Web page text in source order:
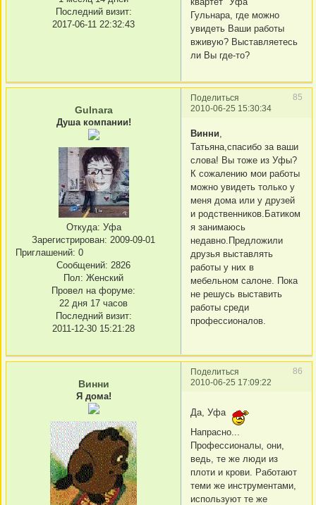
Последний визит:
2017-06-11 22:32:43
Гульнара, где можно
увидеть Ваши работы
вживую? Выставляетесь
ли Вы где-то?
Поделиться
85
2010-06-25 15:30:34
Gulnara
Душа компании!
Откуда: Уфа
Зарегистрирован: 2009-09-01
Приглашений: 0
Сообщений: 2826
Пол: Женский
Провел на форуме:
22 дня 17 часов
Последний визит:
2011-12-30 15:21:28
Винни
Татьяна,спасибо за ваши
слова! Вы тоже из Уфы?
К сожалению мои работы
можно увидеть только у
меня дома или у друзей
и родственников.Батиком
я занимаюсь
недавно.Предложили
друзья выставлять
работы у них в
мебельном салоне. Пока
не решусь выставить
работы среди
профессионалов.
Поделиться
86
2010-06-25 17:09:22
Винни
Я дома!
Да, Уфа
Напрасно...
Профессионалы, они,
ведь, те же люди из
плоти и крови. Работают
теми же инструментами,
используют те же